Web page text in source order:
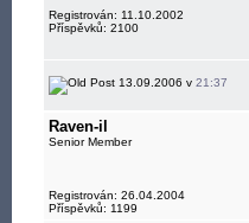
Registrován: 11.10.2002
Příspěvků: 2100
13.09.2006 v 21:37
Raven-il
Senior Member
Registrován: 26.04.2004
Příspěvků: 1199